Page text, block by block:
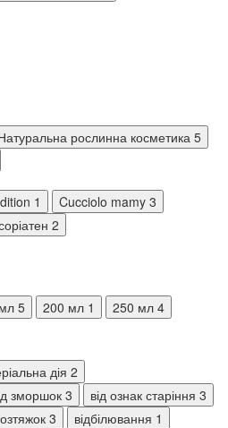
рослинна косметика 5
1 Cucciolo mamy 3
2
5 200 мл 1 250 мл 4
дія 2
зморшок 3 від ознак старіння 3
3 відбілювання 1